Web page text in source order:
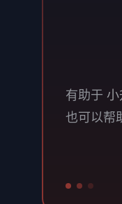
有助于 小
也可以帮